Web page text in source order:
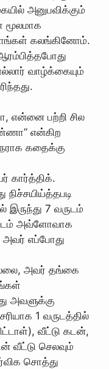
அனுபவிக்கும்
நாங்கள் கலங்கினோம்.
வாழ்க்கையும்
என்னை பற்றி சில
என்கிற
கதைக்கு
கார்த்திக்.
நிச்சயிய்த்தபடி
7 வருடம்
அவ்ளோவாக
எப்போது
அவர் தங்கை
அவளுக்கு
1 வருடத்தில்
வீட்டு கடன்,
வீட்டு செலவும்
சொத்து